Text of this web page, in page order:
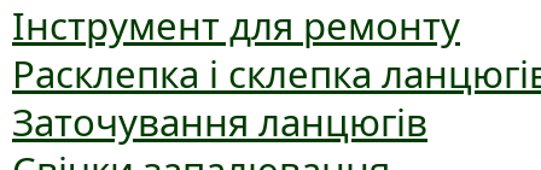
Інструмент для ремонту
Расклепка і склепка
Заточування ланцюгів